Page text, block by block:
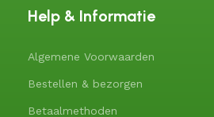
Help & Informatie
Algemene Voorwaarden
Bestellen & bezorgen
Betaalmethoden